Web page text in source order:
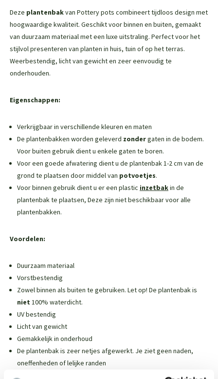
Deze plantenbakvan Pottery pots combineert tijdloos design met
hoogwaardige kwaliteit. Geschikt voor binnen en buiten, gemaakt
van duurzaam materiaal met een luxe uitstraling. Perfect voor het
stijlvol presenteren van planten in huis, tuin of op het terras.
Weerbestendig, licht van gewicht en zeer eenvoudig te
onderhouden.
Eigenschappen:
Verkrijgbaar in verschillende kleuren en maten
De plantenbakken worden geleverd zondergaten in de bodem.
Voor buiten gebruik dient u enkele gaten te boren.
Voor een goede afwatering dient u de plantenbak 1-2 cm van de
grond te plaatsen door middel van potvoetjes.
Voor binnen gebruik dient u er een plastic inzetbakin de
plantenbak te plaatsen, Deze zijn niet beschikbaar voor alle
plantenbakken.
Voordelen:
Duurzaam materiaal
Vorstbestendig
Zowel binnen als buiten te gebruiken. Let op! De plantenbak is
niet 100% waterdicht.
UV bestendig
Licht van gewicht
Gemakkelijk in onderhoud
De plantenbak is zeer netjes afgewerkt. Je ziet geen naden,
oneffenheden of lelijke randen